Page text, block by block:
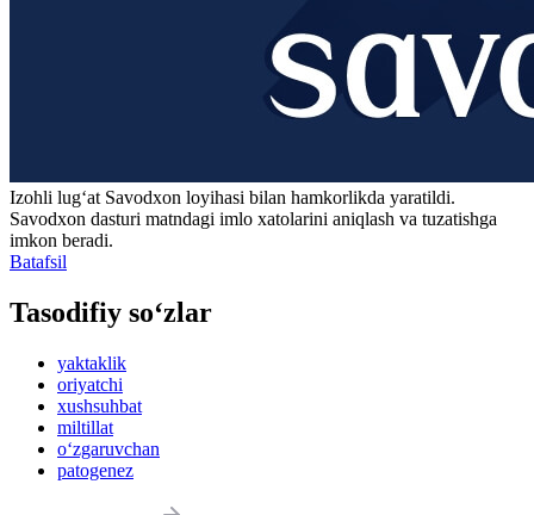
Izohli lugʻat Savodxon loyihasi bilan hamkorlikda yaratildi.
Savodxon dasturi matndagi imlo xatolarini aniqlash va tuzatishga
imkon beradi.
Batafsil
Tasodifiy so‘zlar
yaktaklik
oriyatchi
xushsuhbat
miltillat
o‘zgaruvchan
patogenez